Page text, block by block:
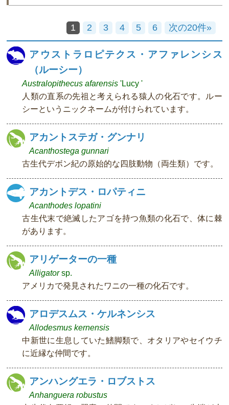
1 2 3 4 5 6 次の20件»
アウストラロピテクス・アファレンシス
（ルーシー）
Australopithecus afarensis 'Lucy '
人類の直系の先祖と考えられる猿人の化石です。ルー
シーというニックネームが付けられています。
アカントステガ・グンナリ
Acanthostega gunnari
古生代デボン紀の原始的な四肢動物（両生類）です。
アカントデス・ロパティニ
Acanthodes lopatini
古生代末で絶滅したアゴを持つ魚類の化石で、体に棘
があります。
アリゲーターの一種
Alligatorsp.
アメリカで発見されたワニの一種の化石です。
アロデスムス・ケルネンシス
Allodesmus kernensis
中新世に生息していた鰭脚類で、オタリアやセイウチ
に近縁な仲間です。
アンハングエラ・ロブストス
Anhanguera robustus